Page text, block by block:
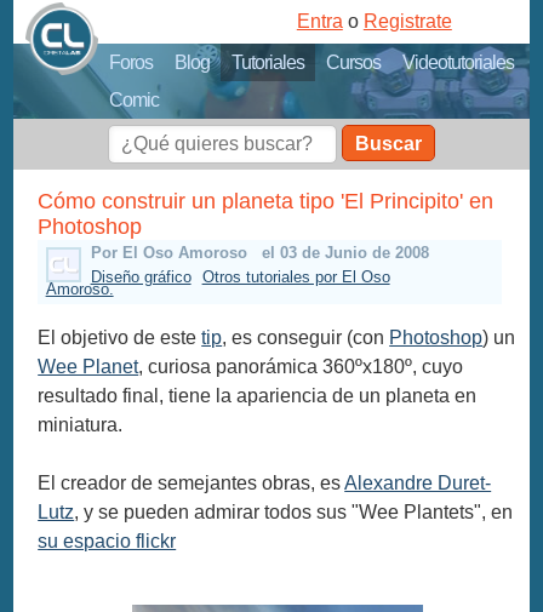
Foros Blog Tutoriales Cursos
Videotutoriales
Comic
Entra o Registrate
Buscar
Cómo construir un planeta tipo 'El Principito' en
Photoshop
Por El Oso Amoroso
el 03 de Junio de 2008
Diseño gráfico
Otros tutoriales por El Oso
Amoroso.
El objetivo de estetip, es conseguir (con Photoshop) un
Wee Planet, curiosa panorámica 360ºx180º, cuyo
resultado final, tiene la apariencia de un planeta en
miniatura.
El creador de semejantes obras, esAlexandre Duret-
Lutz, y se pueden admirar todos sus "Wee Plantets", en
su espacio flickr